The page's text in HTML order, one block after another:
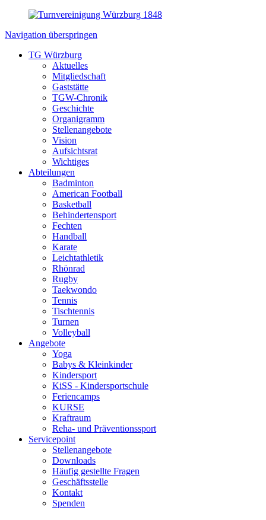
Navigation überspringen
TG Würzburg
Aktuelles
Mitgliedschaft
Gaststätte
TGW-Chronik
Geschichte
Organigramm
Stellenangebote
Vision
Aufsichtsrat
Wichtiges
Abteilungen
Badminton
American Football
Basketball
Behindertensport
Fechten
Handball
Karate
Leichtathletik
Rhönrad
Rugby
Taekwondo
Tennis
Tischtennis
Turnen
Volleyball
Angebote
Yoga
Babys & Kleinkinder
Kindersport
KiSS - Kindersportschule
Feriencamps
KURSE
Kraftraum
Reha- und Präventionssport
Servicepoint
Stellenangebote
Downloads
Häufig gestellte Fragen
Geschäftsstelle
Kontakt
Spenden